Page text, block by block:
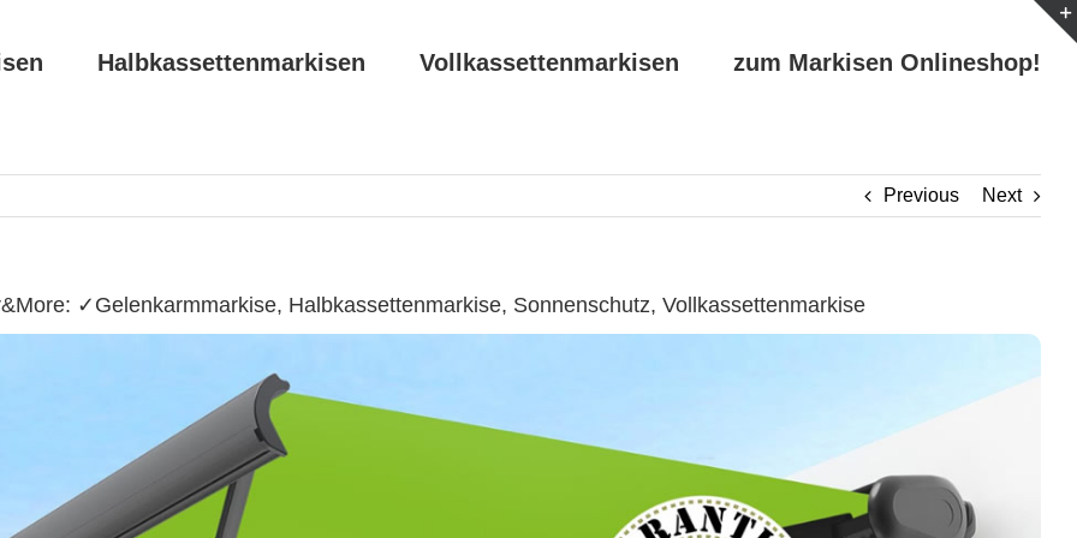
Halbkassettenmarkisen Vollkassettenmarkisen zum Markisen Onlineshop!
Previous Next
✓Gelenkarmmarkise, Halbkassettenmarkise, Sonnenschutz, Vollkassettenmarkise